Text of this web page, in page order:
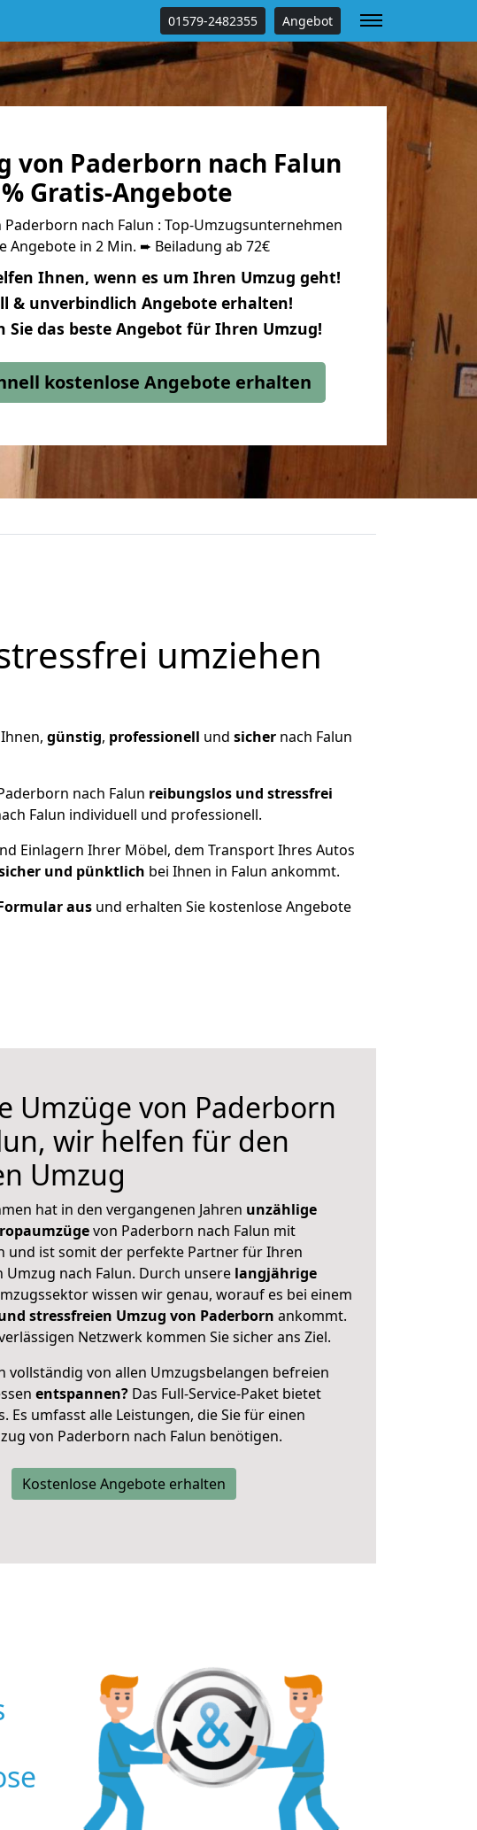
01579-2482355 Angebot
von Paderborn nach Falun
Gratis-Angebote
Paderborn nach Falun : Top-Umzugsunternehmen
Angebote in 2 Min. ➨ Beiladung ab 72€
Ihnen, wenn es um Ihren Umzug geht!
& unverbindlich Angebote erhalten!
Sie das beste Angebot für Ihren Umzug!
kostenlose Angebote erhalten
umziehen
günstig, professionell und sicher nach Falun
nach Falun reibungslos und stressfrei
Falun individuell und professionell.
Einlagern Ihrer Möbel, dem Transport Ihres Autos
und pünktlich bei Ihnen in Falun ankommt.
ausund erhalten Sie kostenlose Angebote
Umzüge von Paderborn
wir helfen für den
Umzug
hat in den vergangenen Jahren unzählige
von Paderborn nach Falun mit
und ist somit der perfekte Partner für Ihren
Umzug nach Falun. Durch unsere langjährige
wissen wir genau, worauf es bei einem
stressfreien Umzug von Paderborn ankommt.
Netzwerk kommen Sie sicher ans Ziel.
vollständig von allen Umzugsbelangen befreien
entspannen? Das Full-Service-Paket bietet
Es umfasst alle Leistungen, die Sie für einen
von Paderborn nach Falun benötigen.
Kostenlose Angebote erhalten